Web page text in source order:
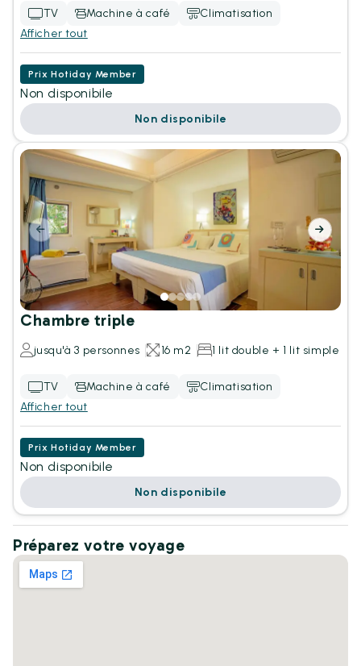
TV Machine à café
Climatisation
Afficher tout
Prix Hotiday Member
Non disponibile
Non disponibile
Chambre triple
jusqu'à 3 personnes 16 m2 1 lit double + 1 lit simple
TV Machine à café
Climatisation
Afficher tout
Prix Hotiday Member
Non disponibile
Non disponibile
Préparez votre voyage